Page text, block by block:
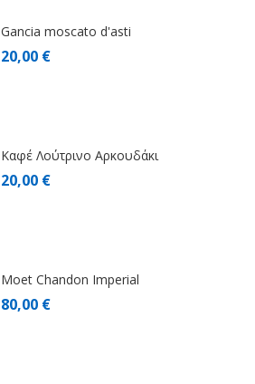
Gancia moscato d'asti
20,00 €
Καφέ Λούτρινο Αρκουδάκι
20,00 €
Moet Chandon Imperial
80,00 €